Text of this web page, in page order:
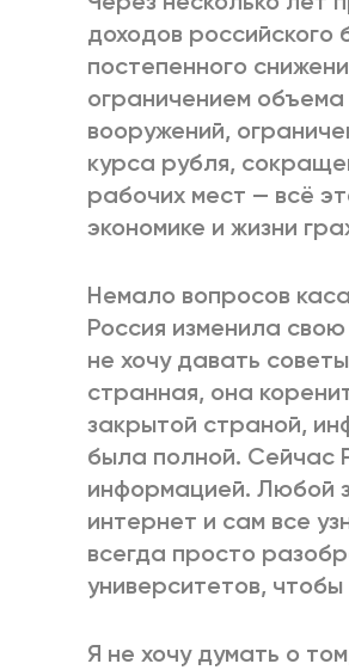
доходов
постепенного
ограничением объема
вооружений,
курса рубля,
рабочих мест — всё
экономике и жизни
Немало вопросов
Россия изменила
не хочу давать
странная, она
закрытой страной,
была полной. Сейчас
информацией. Любой
интернет и сам все
всегда просто
университетов, чтобы
Я не хочу думать о